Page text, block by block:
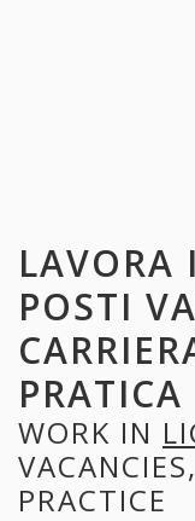
LAVORA
POSTI
PRATICA
WORK IN
PRACTICE